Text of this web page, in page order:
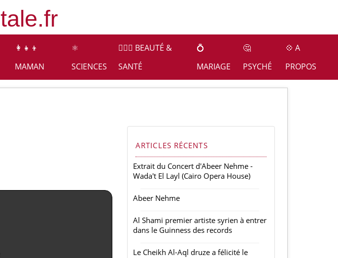
👩‍👧‍👦
MAMAN
⚛️
SCIENCES
👩🏻‍⚕️ BEAUTÉ &
SANTÉ
💍
MARIAGE
🤔
PSYCHÉ
💠 A
PROPOS
ARTICLES RÉCENTS
Extrait du Concert d'Abeer Nehme -
Wada't El Layl (Cairo Opera House)
Abeer Nehme
Al Shami premier artiste syrien à entrer
dans le Guinness des records
Le Cheikh Al-Aql druze a félicité le